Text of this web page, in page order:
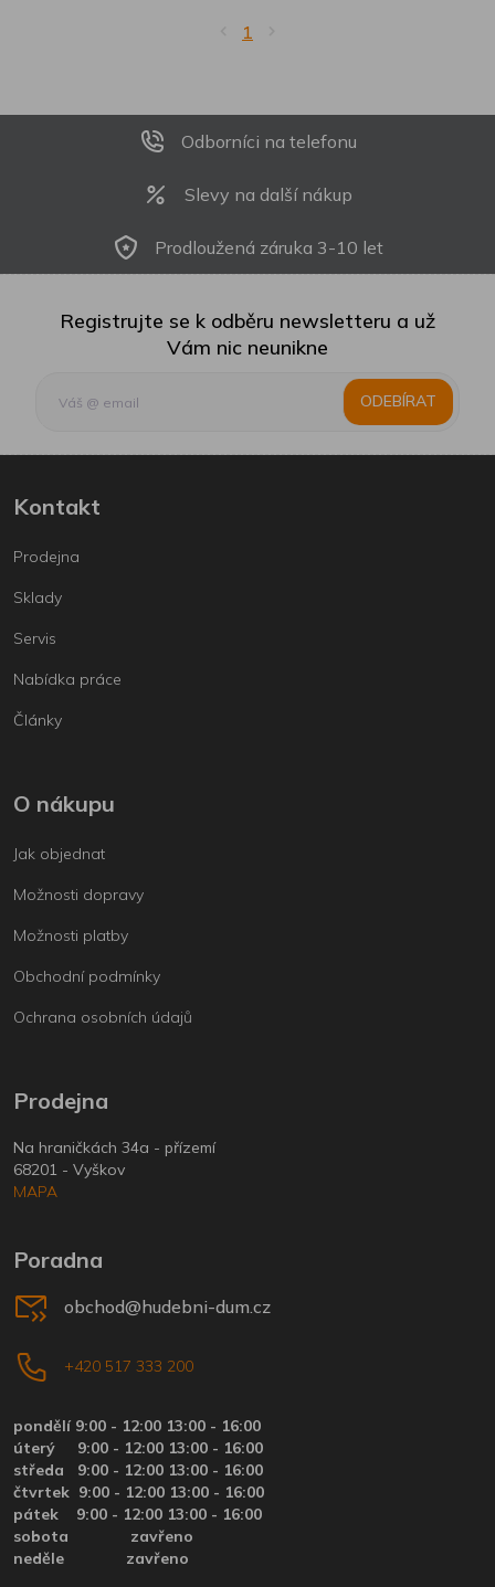
1
Odborníci na telefonu
Slevy na další nákup
Prodloužená záruka 3-10 let
Registrujte se k odběru newsletteru a už
Vám nic neunikne
ODEBÍRAT
Kontakt
Prodejna
Sklady
Servis
Nabídka práce
Články
O nákupu
Jak objednat
Možnosti dopravy
Možnosti platby
Obchodní podmínky
Ochrana osobních údajů
Prodejna
Na hraničkách 34a - přízemí
68201 - Vyškov
MAPA
Poradna
obchod@hudebni-dum.cz
+420 517 333 200
pondělí 9:00 - 12:00 13:00 - 16:00
úterý 9:00 - 12:00 13:00 - 16:00
středa 9:00 - 12:00 13:00 - 16:00
čtvrtek 9:00 - 12:00 13:00 - 16:00
pátek 9:00 - 12:00 13:00 - 16:00
sobota zavřeno
neděle zavřeno